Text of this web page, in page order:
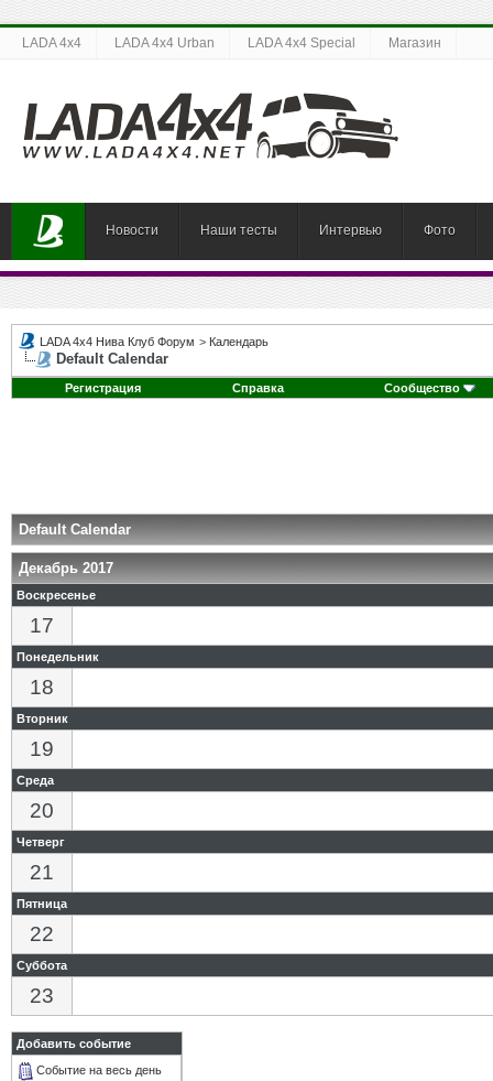
LADA 4x4 LADA 4x4 Urban LADA 4x4 Special Магазин
Новости Наши тесты Интервью Фото
LADA 4x4 Нива Клуб Форум > Календарь
Default Calendar
Регистрация Справка Сообщество
Default Calendar
Декабрь 2017
Воскресенье
17
Понедельник
18
Вторник
19
Среда
20
Четверг
21
Пятница
22
Суббота
23
Добавить событие
Событие на весь день